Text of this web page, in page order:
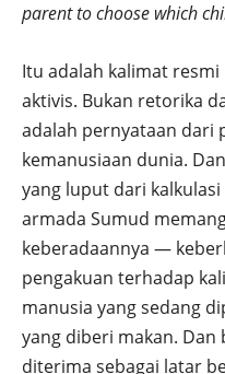
parent to choose which
Itu adalah kalimat resmi
aktivis. Bukan retorika
adalah pernyataan dari
kemanusiaan dunia.
yang luput dari
armada Sumud
keberadaannya —
pengakuan terhadap
manusia yang sedang
yang diberi makan.
diterima sebagai latar